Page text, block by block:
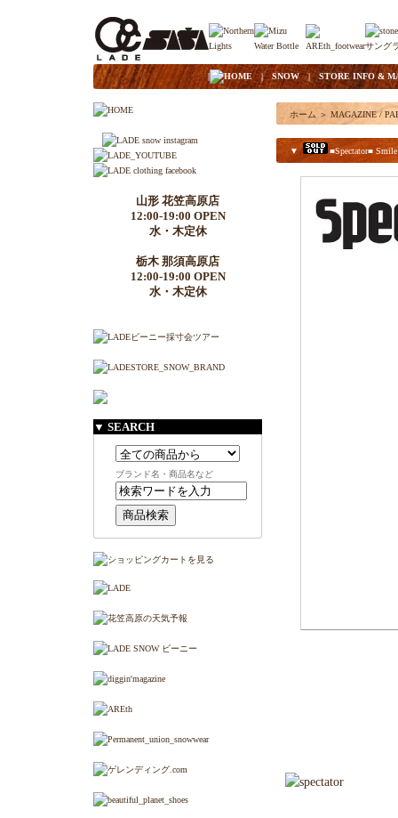
| HOME|SNOW| STORE INFO &
山形 花笠高原店
12:00-19:00 OPEN
水・木定休
栃木 那須高原店
12:00-19:00 OPEN
水・木定休
▼ SEARCH
ブランド名・商品名など
ホーム ＞ MAGAZINE /
▼ ■Spectator■